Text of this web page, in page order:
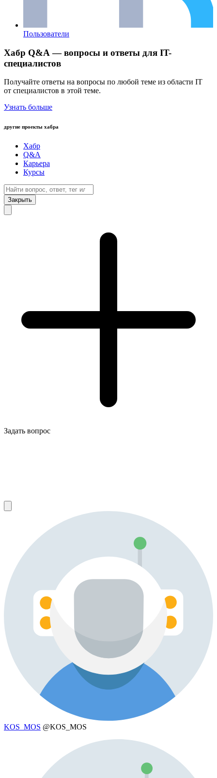
Пользователи
Хабр Q&A — вопросы и ответы для IT-
специалистов
Получайте ответы на вопросы по любой теме из области IT
от специалистов в этой теме.
Узнать больше
другие проекты хабра
Хабр
Q&A
Карьера
Курсы
Закрыть
Задать вопрос
KOS_MOS @KOS_MOS